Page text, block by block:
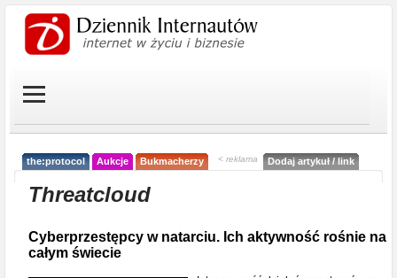
the:protocol Aukcje Bukmacherzy < reklama Dodaj artykuł / link
Threatcloud
Cyberprzestępcy w natarciu. Ich aktywność rośnie na
całym świecie